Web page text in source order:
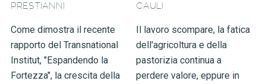
PRESTIANNI
Come dimostra il recente
rapporto del Transnational
Institut, "Espandendo la
Fortezza", la crescita della
CAULI
Il lavoro scompare, la fatica
dell'agricoltura e della
pastorizia continua a
perdere valore, eppure in